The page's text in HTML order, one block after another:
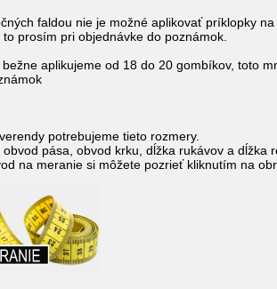
faldou nie je možné aplikovať príklopky
prosím pri objednávke do poznámok.
aplikujeme od 18 do 20 gombíkov, toto
potrebujeme tieto rozmery.
pása, obvod krku, dĺžka rukávov a dĺžka
na meranie si môžete pozrieť kliknutím na